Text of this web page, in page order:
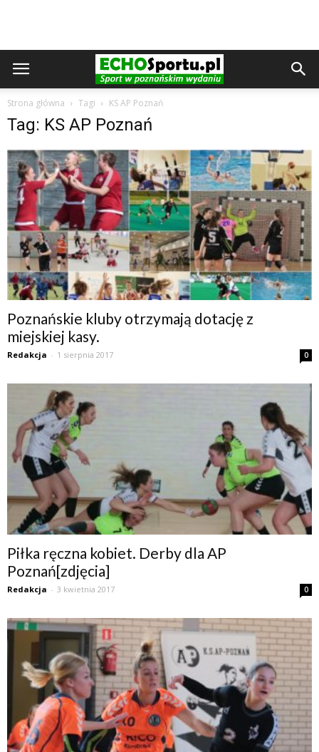
Strona główna Tagi KS AP Poznań
Tag: KS AP Poznań
Poznańskie kluby otrzymają dotację z
miejskiej kasy.
Redakcja - 1 sierpnia 2017 0
Piłka ręczna kobiet. Derby dla AP
Poznań[zdjęcia]
Redakcja - 3 kwietnia 2017 0